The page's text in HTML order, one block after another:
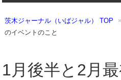
茨木ジャーナル（いばジャル） TOP
のイベントのこと
1月後半と2月